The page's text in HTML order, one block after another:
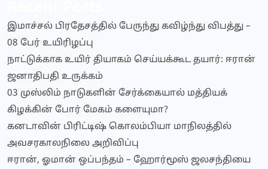
இமாச்சல் பிரதேசத்தில் பேருந்து கவிழ்ந்து விபத்து –
08 பேர் உயிரிழப்பு
நாட்டுக்காக உயிர் தியாகம் செய்யக்கூட தயார்: ஈரான்
ஜனாதிபதி உருக்கம்
03 முஸ்லிம் நாடுகளின் சேர்க்கையால் மத்தியக்
கிழக்கின் போர் மேகம் களையுமா?
கனடாவின் பிரிட்டிஷ் கொலம்பியா மாநிலத்தில்
அவசரகாலநிலை அறிவிப்பு
ஈரான், ஓமான் ஒப்பந்தம் – ஹோர்மூஸ் ஜலசந்தியை